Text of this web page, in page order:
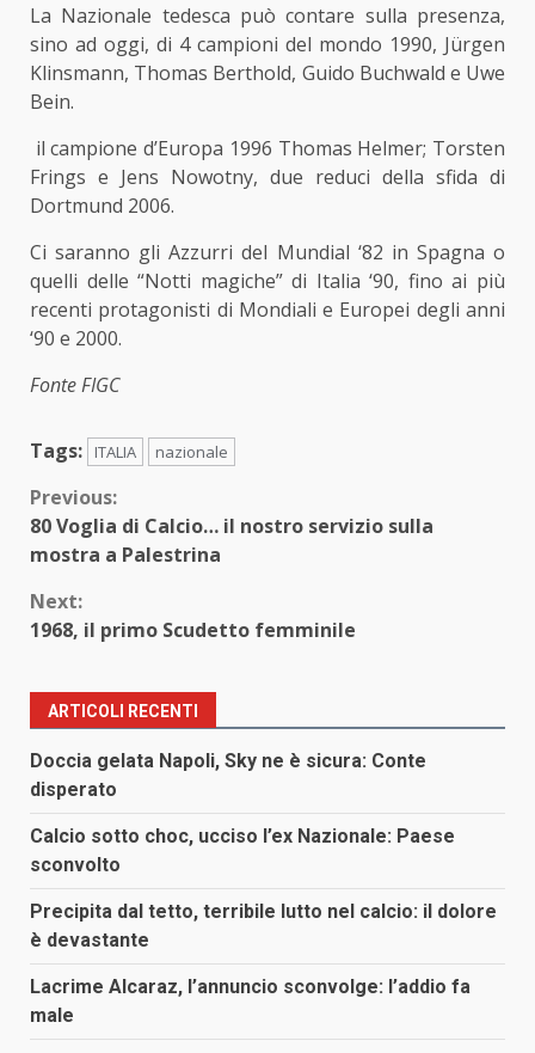
La Nazionale tedesca può contare sulla presenza,
sino ad oggi, di 4 campioni del mondo 1990, Jürgen
Klinsmann, Thomas Berthold, Guido Buchwald e Uwe
Bein.
il campione d’Europa 1996 Thomas Helmer; Torsten
Frings e Jens Nowotny, due reduci della sfida di
Dortmund 2006.
Ci saranno gli Azzurri del Mundial ‘82 in Spagna o
quelli delle “Notti magiche” di Italia ‘90, fino ai più
recenti protagonisti di Mondiali e Europei degli anni
‘90 e 2000.
Fonte FIGC
Tags: ITALIA nazionale
Continue
Reading
Previous:
80 Voglia di Calcio… il nostro servizio sulla
mostra a Palestrina
Next:
1968, il primo Scudetto femminile
ARTICOLI RECENTI
Doccia gelata Napoli, Sky ne è sicura: Conte
disperato
Calcio sotto choc, ucciso l’ex Nazionale: Paese
sconvolto
Precipita dal tetto, terribile lutto nel calcio: il dolore
è devastante
Lacrime Alcaraz, l’annuncio sconvolge: l’addio fa
male